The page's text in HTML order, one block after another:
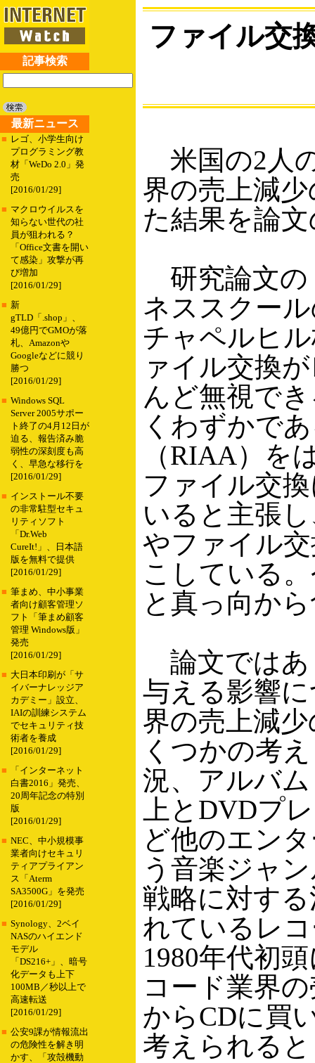
記事検索
最新ニュース
■ レゴ、小学生向け
プログラミング教
材「WeDo 2.0」発
売
[2016/01/29]
■ マクロウイルスを
知らない世代の社
員が狙われる？
「Office文書を開い
て感染」攻撃が再
び増加
[2016/01/29]
■ 新
gTLD「.shop」、
49億円でGMOが落
札、Amazonや
Googleなどに競り
勝つ
[2016/01/29]
■ Windows SQL
Server 2005サポー
ト終了の4月12日が
迫る、報告済み脆
弱性の深刻度も高
く、早急な移行を
[2016/01/29]
■ インストール不要
の非常駐型セキュ
リティソフト
「Dr.Web
CureIt!」、日本語
版を無料で提供
[2016/01/29]
■ 筆まめ、中小事業
者向け顧客管理ソ
フト「筆まめ顧客
管理 Windows版」
発売
[2016/01/29]
■ 大日本印刷が「サ
イバーナレッジア
カデミー」設立、
IAIの訓練システム
でセキュリティ技
術者を養成
[2016/01/29]
■
「インターネット
白書2016」発売、
20周年記念の特別
版
[2016/01/29]
■ NEC、中小規模事
業者向けセキュリ
ティアプライアン
ス「Aterm
SA3500G」を発売
[2016/01/29]
■ Synology、2ベイ
NASのハイエンド
モデル
「DS216+」、暗号
化データも上下
100MB／秒以上で
高速転送
[2016/01/29]
■ 公安9課が情報流出
の危険性を解き明
かす、「攻殻機動
ファイル交
米国の2人
界の売上減
た結果を論
研究論文の
ネススクー
チャペルヒ
ァイル交換
んど無視で
くわずかで
（RIAA）を
ファイル交
いると主張
やファイル
こしている
と真っ向か
論文ではあ
与える影響
界の売上減
くつかの考
況、アルバ
上とDVDプ
ど他のエン
う音楽ジャ
戦略に対す
れているレ
1980年代初
コード業界
からCDに買
考えられる